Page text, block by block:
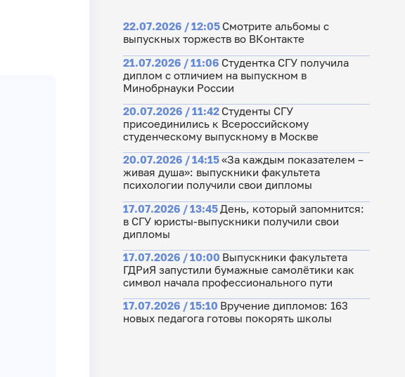
22.07.2026 / 12:05 Смотрите альбомы с
выпускных торжеств во ВКонтакте
21.07.2026 / 11:06 Студентка СГУ получила
диплом с отличием на выпускном в
Минобрнауки России
20.07.2026 / 11:42 Студенты СГУ
присоединились к Всероссийскому
студенческому выпускному в Москве
20.07.2026 / 14:15«За каждым показателем –
живая душа»: выпускники факультета
психологии получили свои дипломы
17.07.2026 / 13:45День, который запомнится:
в СГУ юристы-выпускники получили свои
дипломы
17.07.2026 / 10:00 Выпускники факультета
ГДРиЯ запустили бумажные самолётики как
символ начала профессионального пути
17.07.2026 / 15:10 Вручение дипломов: 163
новых педагога готовы покорять школы